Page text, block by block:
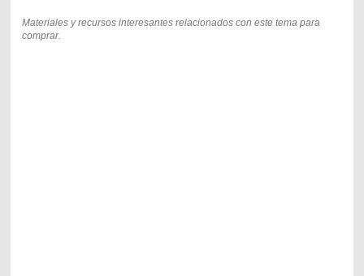
Materiales y recursos interesantes relacionados con este tema para
comprar.